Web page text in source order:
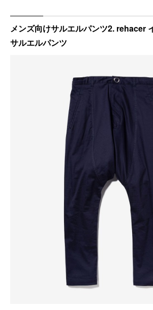
メンズ向けサルエルパンツ2. rehacer
サルエルパンツ